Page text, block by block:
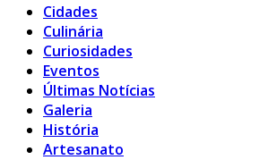
Cidades
Culinária
Curiosidades
Eventos
Últimas Notícias
Galeria
História
Artesanato